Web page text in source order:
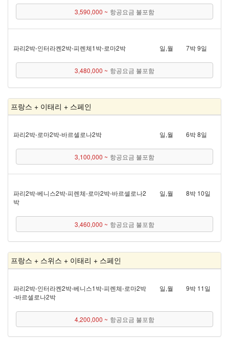
3,590,000 ~ 항공요금 불포함
파리 2박 - 인터라켄 2박 - 피렌체 1박 - 로마 2박 일,월 7박 9일
3,480,000 ~ 항공요금 불포함
프랑스 + 이태리 + 스페인
파리 2박 - 로마 2박 - 바르셀로나 2박 일,월 6박 8일
3,100,000 ~ 항공요금 불포함
파리 2박 - 베니스 2박 - 피렌체 - 로마 2박 - 바르셀로나 2
박
일,월 8박 10일
3,460,000 ~ 항공요금 불포함
프랑스 + 스위스 + 이태리 + 스페인
파리 2박 - 인터라켄 2박 - 베니스 1박 - 피렌체 - 로마 2박
- 바르셀로나 2박
일,월 9박 11일
4,200,000 ~ 항공요금 불포함